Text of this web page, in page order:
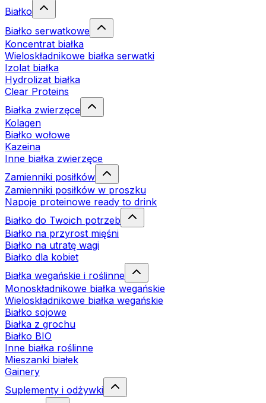
Białko
Białko serwatkowe
Koncentrat białka
Wieloskładnikowe białka serwatki
Izolat białka
Hydrolizat białka
Clear Proteins
Białka zwierzęce
Kolagen
Białko wołowe
Kazeina
Inne białka zwierzęce
Zamienniki posiłków
Zamienniki posiłków w proszku
Napoje proteinowe ready to drink
Białko do Twoich potrzeb
Białko na przyrost mięśni
Białko na utratę wagi
Białko dla kobiet
Białka wegańskie i roślinne
Monoskładnikowe białka wegańskie
Wieloskładnikowe białka wegańskie
Białko sojowe
Białka z grochu
Białko BIO
Inne białka roślinne
Mieszanki białek
Gainery
Suplementy i odżywki